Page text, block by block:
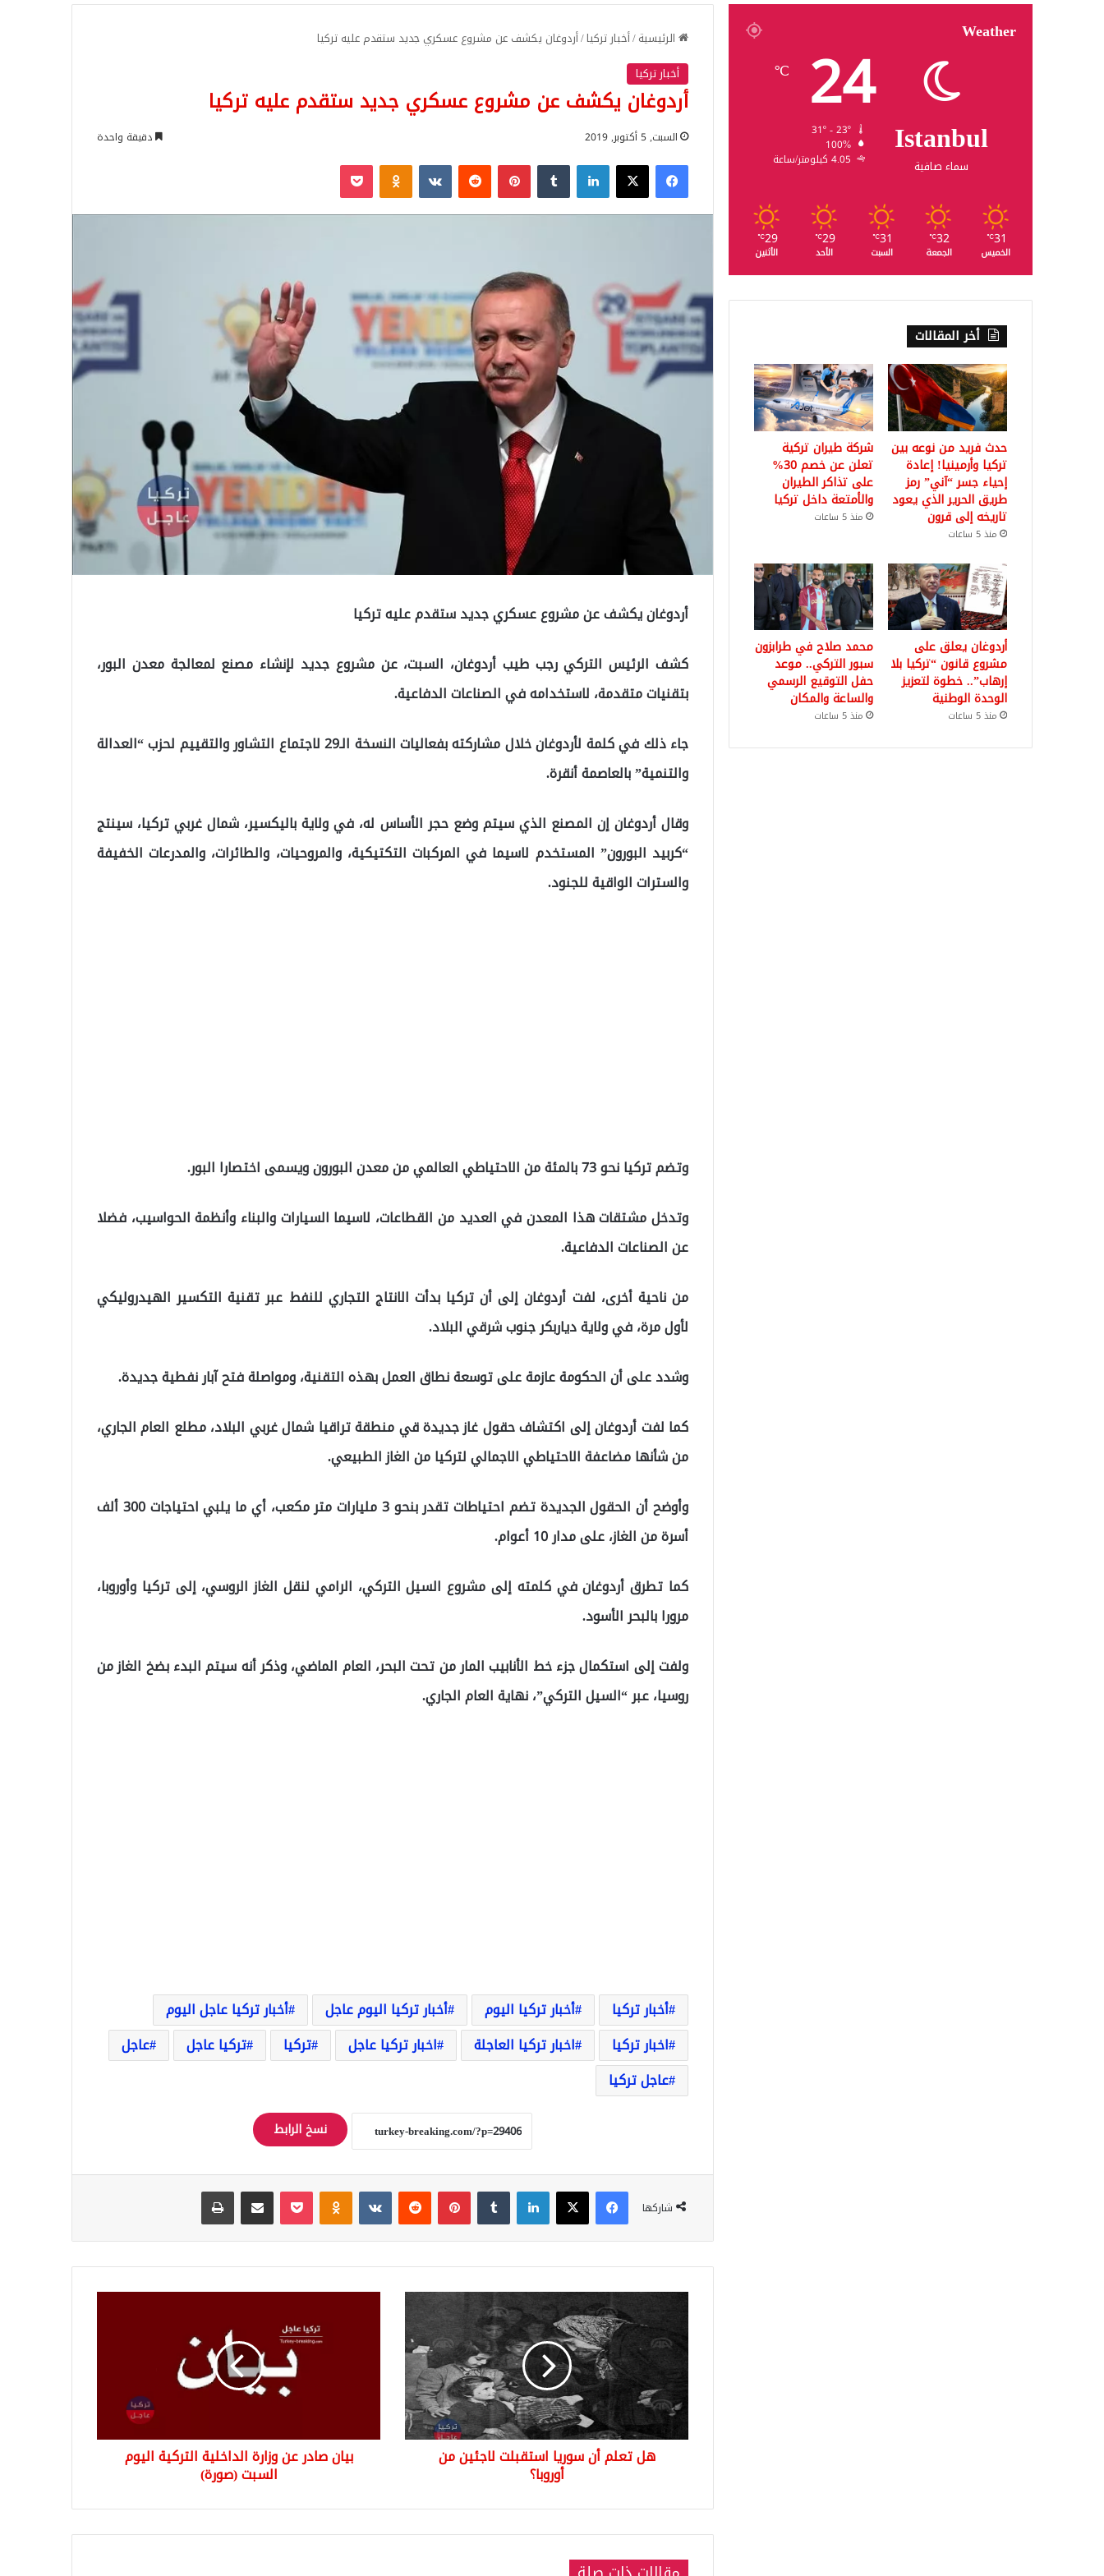
الرئيسية/أخبار تركيا/أردوغان يكشف عن مشروع عسكري جديد ستقدم عليه تركيا
أخبار تركيا
أردوغان يكشف عن مشروع عسكري جديد ستقدم عليه تركيا
السبت, 5 أكتوبر, 2019 دقيقة واحدة
فيسبوك‫X لينكدإن بينتيريست Odnoklassniki
‫Pocket
أردوغان يكشف عن مشروع عسكري جديد ستقدم عليه تركيا
كشف الرئيس التركي رجب طيب أردوغان، السبت، عن مشروع جديد لإنشاء مصنع لمعالجة معدن البور،
بتقنيات متقدمة، لاستخدامه في الصناعات الدفاعية.
جاء ذلك في كلمة لأردوغان خلال مشاركته بفعاليات النسخة الـ29 لاجتماع التشاور والتقييم لحزب “العدالة
والتنمية” بالعاصمة أنقرة.
وقال أردوغان إن المصنع الذي سيتم وضع حجر الأساس له، في ولاية باليكسير، شمال غربي تركيا، سينتج
“كربيد البورون” المستخدم لاسيما في المركبات التكتيكية، والمروحيات، والطائرات، والمدرعات الخفيفة
والسترات الواقية للجنود.
وتضم تركيا نحو 73 بالمئة من الاحتياطي العالمي من معدن البورون ويسمى اختصارا البور.
وتدخل مشتقات هذا المعدن في العديد من القطاعات، لاسيما السيارات والبناء وأنظمة الحواسيب، فضلا
عن الصناعات الدفاعية.
من ناحية أخرى، لفت أردوغان إلى أن تركيا بدأت الانتاج التجاري للنفط عبر تقنية التكسير الهيدروليكي
لأول مرة، في ولاية دياربكر جنوب شرقي البلاد.
وشدد على أن الحكومة عازمة على توسعة نطاق العمل بهذه التقنية، ومواصلة فتح آبار نفطية جديدة.
كما لفت أردوغان إلى اكتشاف حقول غاز جديدة قي منطقة تراقيا شمال غربي البلاد، مطلع العام الجاري،
من شأنها مضاعفة الاحتياطي الاجمالي لتركيا من الغاز الطبيعي.
وأوضح أن الحقول الجديدة تضم احتياطات تقدر بنحو 3 مليارات متر مكعب، أي ما يلبي احتياجات 300 ألف
أسرة من الغاز، على مدار 10 أعوام.
كما تطرق أردوغان في كلمته إلى مشروع السيل التركي، الرامي لنقل الغاز الروسي، إلى تركيا وأوروبا،
مرورا بالبحر الأسود.
ولفت إلى استكمال جزء خط الأنابيب المار من تحت البحر، العام الماضي، وذكر أنه سيتم البدء بضخ الغاز من
روسيا، عبر “السيل التركي”، نهاية العام الجاري.
أخبار تركيا أخبار تركيا اليوم أخبار تركيا اليوم عاجل
أخبار تركيا عاجل اليوم
اخبار تركيا
اخبار تركيا العاجلة اخبار تركيا عاجل تركيا تركيا عاجل
عاجل
عاجل تركيا
نسخ الرابط
شاركها
فيسبوك‫X لينكدإن بينتيريست Odnoklassniki
‫Pocket مشاركة عبر البريد طباعة
أن
سوريا
استقبلت
لاجئين
من
أوروبا؟
هل تعلم أن سوريا استقبلت لاجئين من
أوروبا؟
(صورة)
بيان صادر عن وزارة الداخلية التركية اليوم
السبت (صورة)
Weather
Istanbul
سماء صافية
24
℃
100%
4.05 كيلومتر/ساعة
31
℃
الخميس
32
℃
الجمعة
31
℃
السبت
29
℃
الأحد
29
℃
الأثنين
أخر المقالات
حدث فريد من نوعه بين
تركيا وأرمينيا! إعادة
إحياء جسر “آني” رمز
طريق الحرير الذي يعود
تاريخه إلى قرون
منذ 5 ساعات
شركة طيران تركية
تعلن عن خصم 30%
على تذاكر الطيران
والأمتعة داخل تركيا
منذ 5 ساعات
أردوغان يعلق على
مشروع قانون “تركيا بلا
إرهاب”.. خطوة لتعزيز
الوحدة الوطنية
منذ 5 ساعات
محمد صلاح في طرابزون
سبور التركي.. موعد
حفل التوقيع الرسمي
والساعة والمكان
منذ 5 ساعات